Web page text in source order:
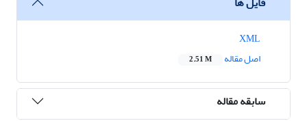
اصل مقاله
2.51 M
سابقه مقاله